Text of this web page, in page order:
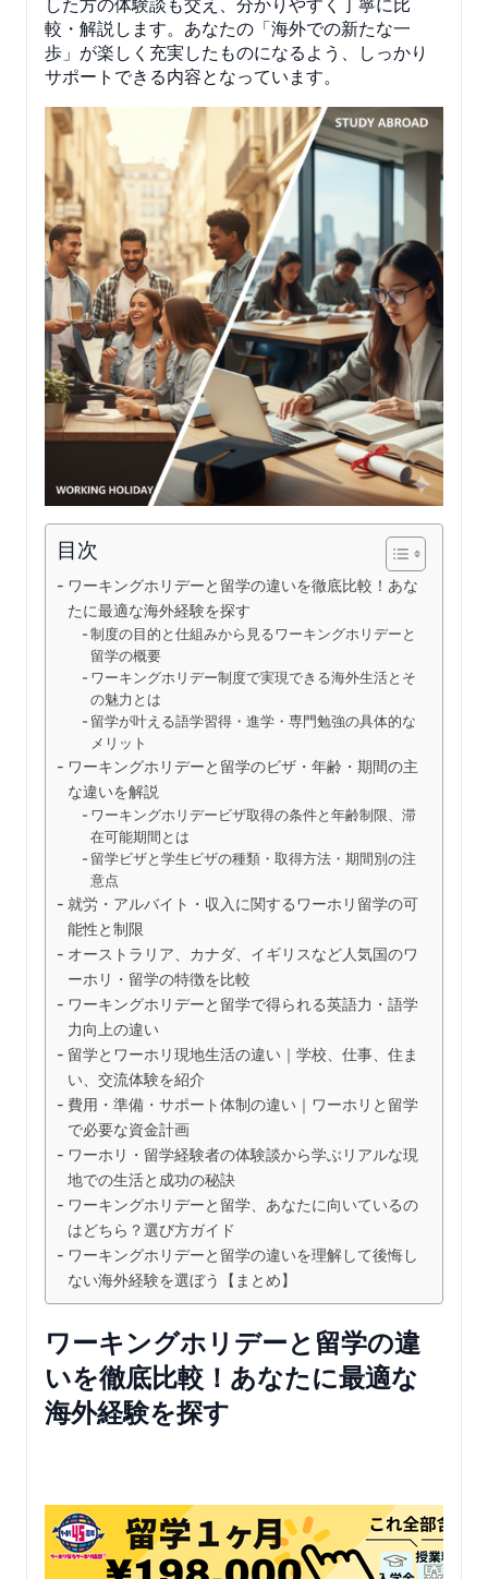
較・解説します。あなたの「海外での新たな一
歩」が楽しく充実したものになるよう、しっかり
サポートできる内容となっています。
目次
ワーキングホリデーと留学の違いを徹底比較！あな
たに最適な海外経験を探す
制度の目的と仕組みから見るワーキングホリデーと
留学の概要
ワーキングホリデー制度で実現できる海外生活とそ
の魅力とは
留学が叶える語学習得・進学・専門勉強の具体的な
メリット
ワーキングホリデーと留学のビザ・年齢・期間の主
な違いを解説
ワーキングホリデービザ取得の条件と年齢制限、滞
在可能期間とは
留学ビザと学生ビザの種類・取得方法・期間別の注
意点
就労・アルバイト・収入に関するワーホリ留学の可
能性と制限
オーストラリア、カナダ、イギリスなど人気国のワ
ーホリ・留学の特徴を比較
ワーキングホリデーと留学で得られる英語力・語学
力向上の違い
留学とワーホリ現地生活の違い｜学校、仕事、住ま
い、交流体験を紹介
費用・準備・サポート体制の違い｜ワーホリと留学
で必要な資金計画
ワーホリ・留学経験者の体験談から学ぶリアルな現
地での生活と成功の秘訣
ワーキングホリデーと留学、あなたに向いているの
はどちら？選び方ガイド
ワーキングホリデーと留学の違いを理解して後悔し
ない海外経験を選ぼう【まとめ】
ワーキングホリデーと留学の違
いを徹底比較！あなたに最適な
海外経験を探す